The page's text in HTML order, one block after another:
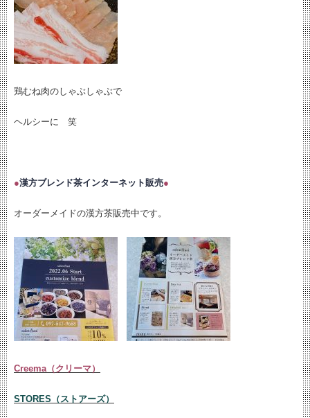
鶏むね肉のしゃぶしゃぶで
ヘルシーに 笑
●漢方ブレンド茶インターネット販売●
オーダーメイドの漢方茶販売中です。
Creema（クリーマ）
STORES（ストアーズ）